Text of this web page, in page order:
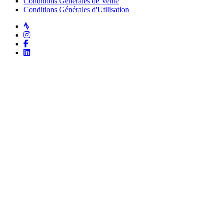
Conditions Générales d'Utilisation
Strava
Instagram
Facebook
LinkedIn